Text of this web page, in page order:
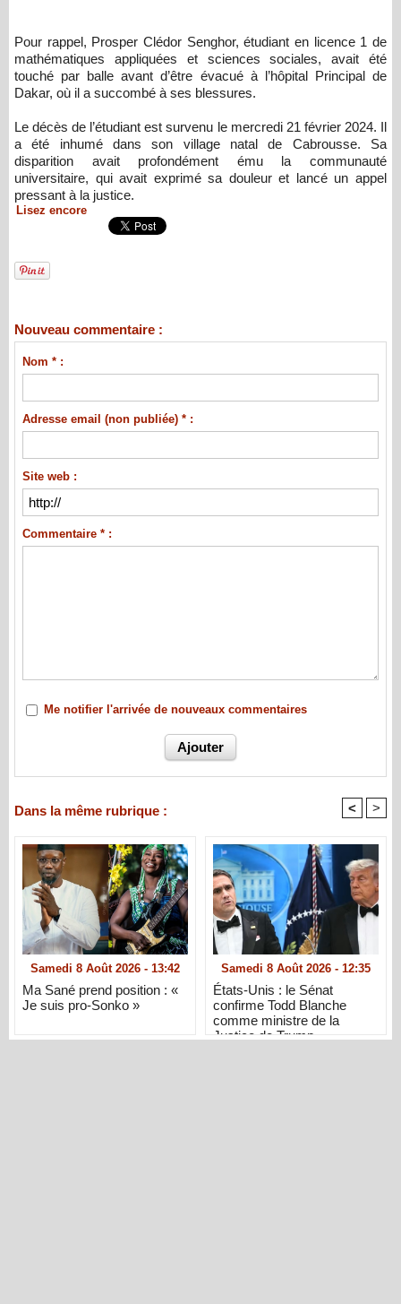
Pour rappel, Prosper Clédor Senghor, étudiant en licence 1 de
mathématiques appliquées et sciences sociales, avait été
touché par balle avant d’être évacué à l’hôpital Principal de
Dakar, où il a succombé à ses blessures.
Le décès de l’étudiant est survenu le mercredi 21 février 2024. Il
a été inhumé dans son village natal de Cabrousse. Sa
disparition avait profondément ému la communauté
universitaire, qui avait exprimé sa douleur et lancé un appel
pressant à la justice.
Lisez encore
Nouveau commentaire :
Nom * :
Adresse email (non publiée) * :
Site web :
Commentaire * :
Me notifier l'arrivée de nouveaux commentaires
Dans la même rubrique : < >
Samedi 8 Août 2026 - 13:42
Ma Sané prend position : «
Je suis pro-Sonko »
Samedi 8 Août 2026 - 12:35
États-Unis : le Sénat
confirme Todd Blanche
comme ministre de la
Justice de Trump